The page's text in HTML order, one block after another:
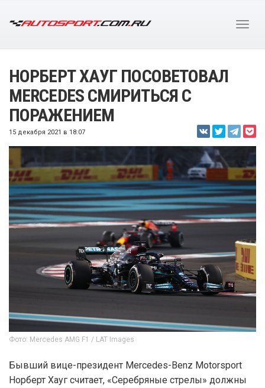
НОРБЕРТ ХАУГ ПОСОВЕТОВАЛ
MERCEDES СМИРИТЬСЯ С
ПОРАЖЕНИЕМ
15 декабря 2021 в 18:07
Фото: Mercedes AMG F1 / LAT Images
Бывший вице-президент Mercedes-Benz Motorsport
Норберт Хауг считает, «Серебряные стрелы» должны